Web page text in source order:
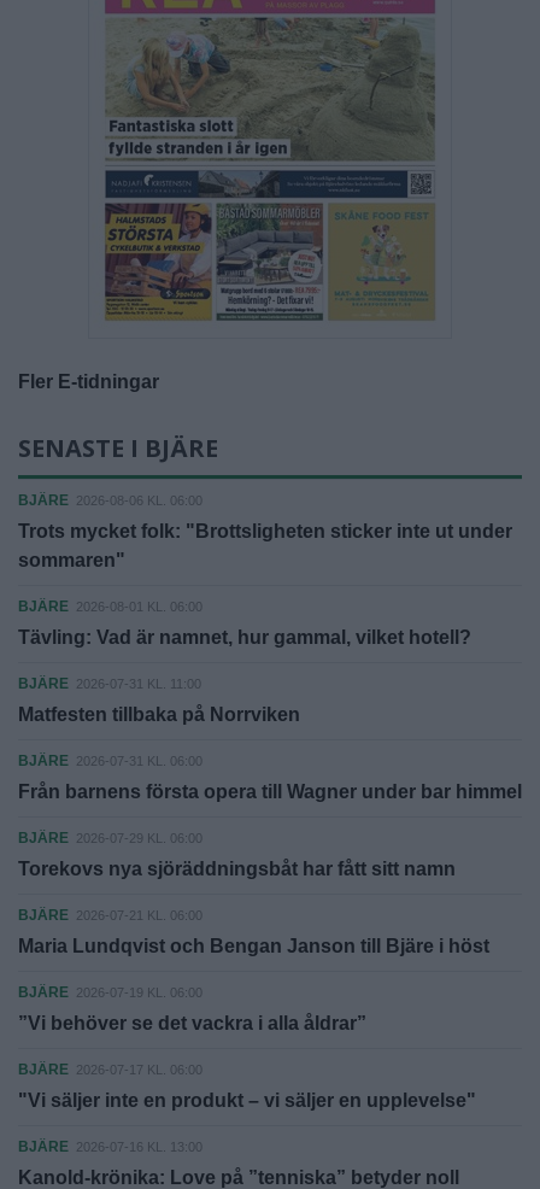
Fler E-tidningar
SENASTE I BJÄRE
BJÄRE 2026-08-06 KL. 06:00
Trots mycket folk: "Brottsligheten sticker inte ut under
sommaren"
BJÄRE 2026-08-01 KL. 06:00
Tävling: Vad är namnet, hur gammal, vilket hotell?
BJÄRE 2026-07-31 KL. 11:00
Matfesten tillbaka på Norrviken
BJÄRE 2026-07-31 KL. 06:00
Från barnens första opera till Wagner under bar himmel
BJÄRE 2026-07-29 KL. 06:00
Torekovs nya sjöräddningsbåt har fått sitt namn
BJÄRE 2026-07-21 KL. 06:00
Maria Lundqvist och Bengan Janson till Bjäre i höst
BJÄRE 2026-07-19 KL. 06:00
”Vi behöver se det vackra i alla åldrar”
BJÄRE 2026-07-17 KL. 06:00
"Vi säljer inte en produkt – vi säljer en upplevelse"
BJÄRE 2026-07-16 KL. 13:00
Kanold-krönika: Love på ”tenniska” betyder noll